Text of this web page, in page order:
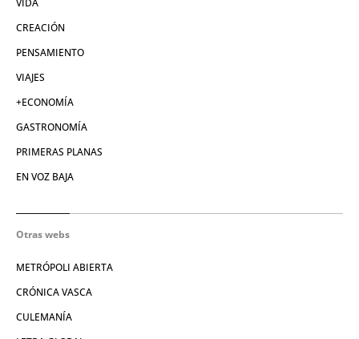
CREACIÓN
PENSAMIENTO
VIAJES
+ECONOMÍA
GASTRONOMÍA
PRIMERAS PLANAS
EN VOZ BAJA
Otras webs
METRÓPOLI ABIERTA
CRÓNICA VASCA
CULEMANÍA